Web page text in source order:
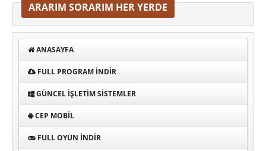
ARARIM SORARIM HER YERDE
ANASAYFA
FULL PROGRAM INDIR
GÜNCEL İŞLETIM SISTEMLER
CEP MOBIL
FULL OYUN İNDIR